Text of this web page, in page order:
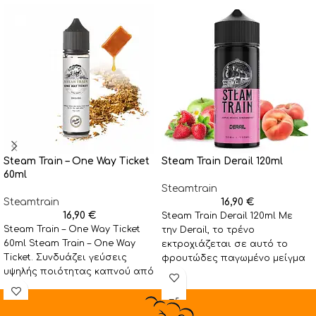
Steam Train – One Way Ticket
60ml
Steamtrain
16,90 €
Steam Train – One Way Ticket
60ml Steam Train – One Way
Ticket. Συνδυάζει γεύσεις
υψηλής ποιότητας καπνού από
Ανατολή
Steam Train Derail 120ml
Steamtrain
16,90 €
Steam Train Derail 120ml Με
την Derail, το τρένο
εκτροχιάζεται σε αυτό το
φρουτώδες παγωμένο μείγμα
από ζουμερά τραγανά
ροδάκινο και ώριμες